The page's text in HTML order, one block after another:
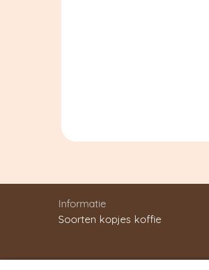
Informatie
Soorten kopjes koffie